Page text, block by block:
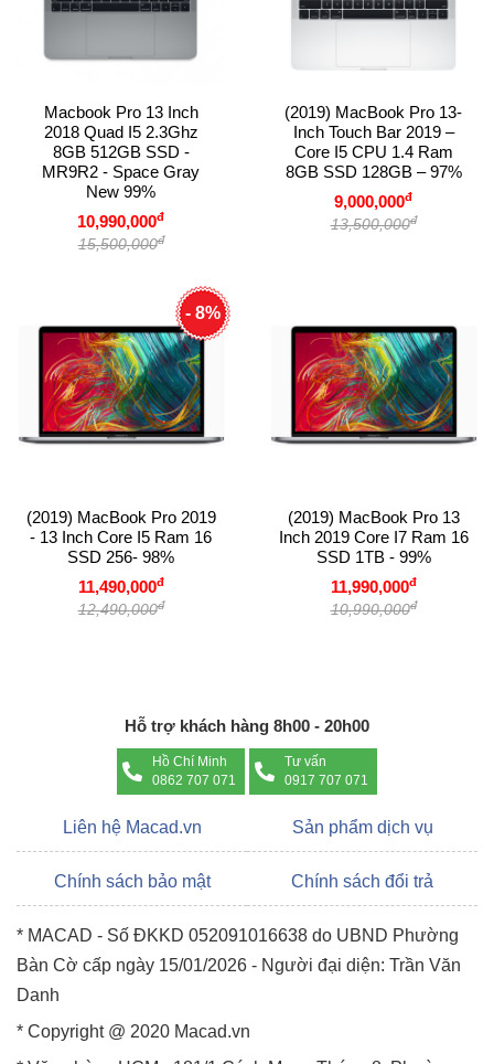
Macbook Pro 13 Inch
2018 Quad I5 2.3Ghz
8GB 512GB SSD -
MR9R2 - Space Gray
New 99%
10,990,000đ
15,500,000đ
(2019) MacBook Pro 13-
Inch Touch Bar 2019 –
Core I5 CPU 1.4 Ram
8GB SSD 128GB – 97%
9,000,000đ
13,500,000đ
- 8%
(2019) MacBook Pro 2019
- 13 Inch Core I5 Ram 16
SSD 256- 98%
11,490,000đ
12,490,000đ
(2019) MacBook Pro 13
Inch 2019 Core I7 Ram 16
SSD 1TB - 99%
11,990,000đ
10,990,000đ
Hỗ trợ khách hàng 8h00 - 20h00
Hồ Chí Minh
0862 707 071
Tư vấn
0917 707 071
Liên hệ Macad.vn Sản phẩm dịch vụ
Chính sách bảo mật Chính sách đổi trả
* MACAD - Số ĐKKD 052091016638 do UBND Phường
Bàn Cờ cấp ngày 15/01/2026 - Người đại diện: Trần Văn
Danh
* Copyright @ 2020 Macad.vn